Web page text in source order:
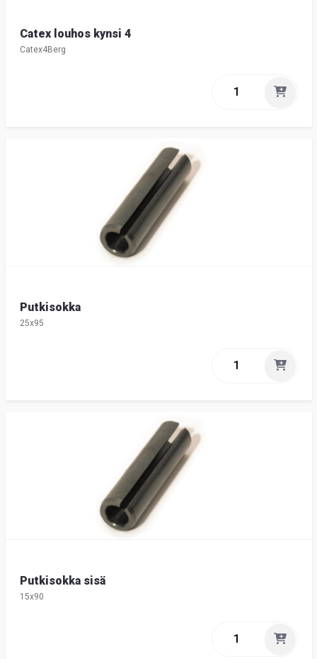
Catex louhos kynsi 4
Catex4Berg
Putkisokka
25x95
Putkisokka sisä
15x90